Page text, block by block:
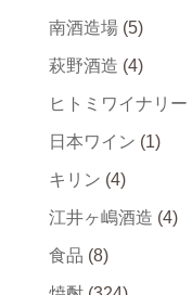
南酒造場 (5)
萩野酒造 (4)
ヒトミワイナリー
日本ワイン (1)
キリン (4)
江井ヶ嶋酒造 (4)
食品 (8)